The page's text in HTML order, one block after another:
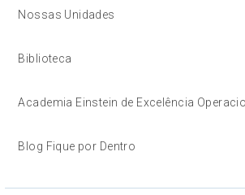
Nossas Unidades
Biblioteca
Academia Einstein de Excelência
Blog Fique por Dentro